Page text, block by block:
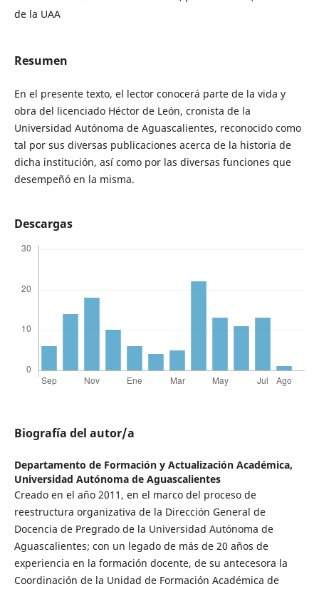
de la UAA
Resumen
En el presente texto, el lector conocerá parte de la vida y
obra del licenciado Héctor de León, cronista de la
Universidad Autónoma de Aguascalientes, reconocido como
tal por sus diversas publicaciones acerca de la historia de
dicha institución, así como por las diversas funciones que
desempeñó en la misma.
Descargas
Biografía del autor/a
Departamento de Formación y Actualización Académica,
Universidad Autónoma de Aguascalientes
Creado en el año 2011, en el marco del proceso de
reestructura organizativa de la Dirección General de
Docencia de Pregrado de la Universidad Autónoma de
Aguascalientes; con un legado de más de 20 años de
experiencia en la formación docente, de su antecesora la
Coordinación de la Unidad de Formación Académica de